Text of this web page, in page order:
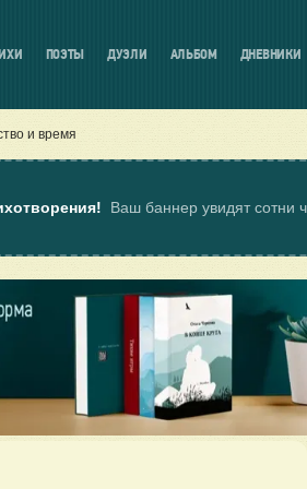
ПОЭТЫ ДУЭЛИ АЛЬБОМ ДНЕВНИКИ
и время
Ваш баннер увидят сотни